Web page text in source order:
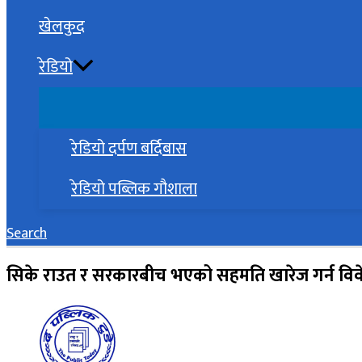
खेलकुद
रेडियो
रेडियो दर्पण बर्दिबास
रेडियो पब्लिक गौशाला
Search
सिके राउत र सरकारबीच भएको सहमति खारेज गर्न